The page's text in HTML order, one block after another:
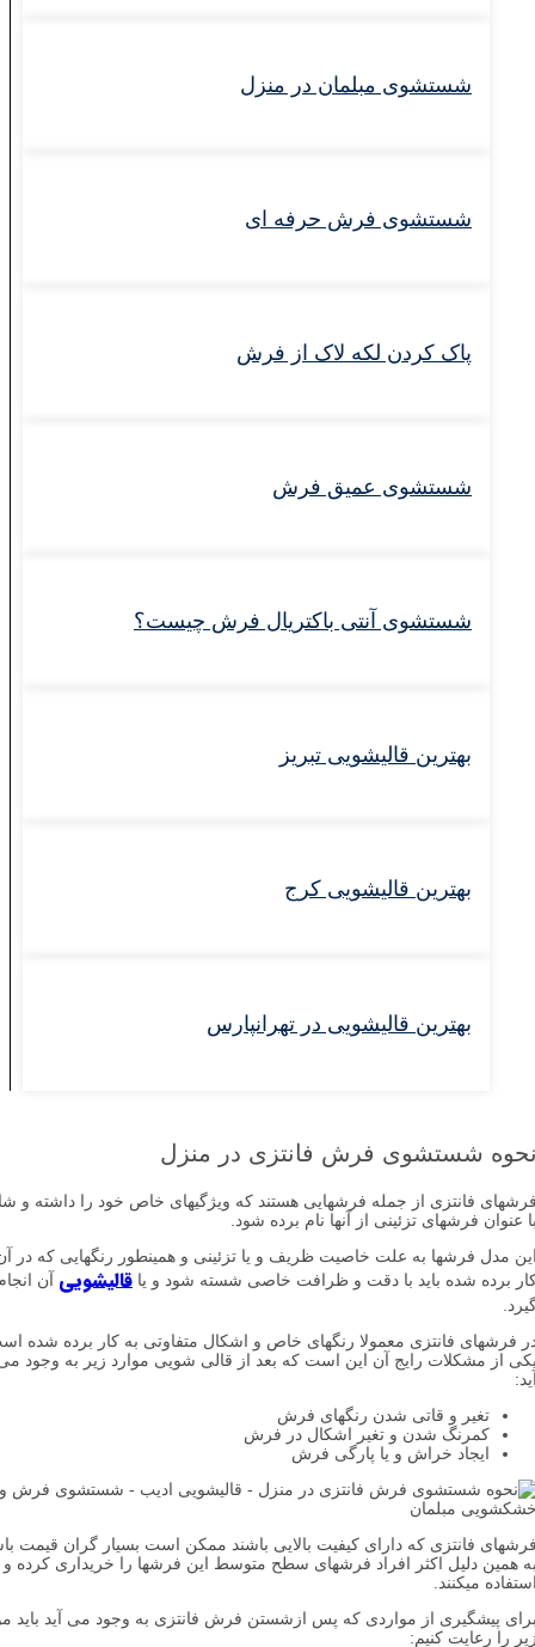
شستشوی مبلمان در منزل
شستشوی فرش حرفه‌ ای
پاک کردن لکه لاک از فرش
شستشوی عمیق فرش
شستشوی آنتی باکتریال فرش چیست؟
بهترین قالیشویی تبریز
بهترین قالیشویی کرج
بهترین قالیشویی در تهرانپارس
شستشوی فرش فانتزی در منزل
فانتزی از جمله فرشهایی هستند که ویژگیهای خاص خود را داشته و شاید
فرشهای تزئینی از آنها نام برده شود.
فرشها به علت خاصیت ظریف و یا تزئینی و همینطور رنگهایی که در آن به
شده باید با دقت و ظرافت خاصی شسته شود و یا قالیشوییآن انجام
فانتزی معمولا رنگهای خاص و اشکال متفاوتی به کار برده شده است و
مشکلات رایج آن این است که بعد از قالی شویی موارد زیر به وجود می
تغیر و قاتی شدن رنگهای فرش
کمرنگ شدن و تغیر اشکال در فرش
ایجاد خراش و یا پارگی فرش
فانتزی که دارای کیفیت بالایی باشند ممکن است بسیار گران قیمت باشند
دلیل اکثر افراد فرشهای سطح متوسط این فرشها را خریداری کرده و
میکنند.
پیشگیری از مواردی که پس ازشستن فرش فانتزی به وجود می آید باید موارد
رعایت کنیم: